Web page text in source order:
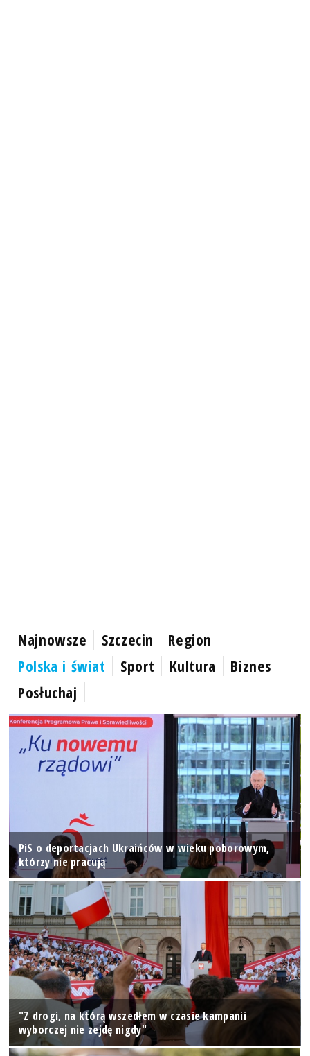
Najnowsze Szczecin
Region
Polska i świat
Sport Kultura
Biznes
Posłuchaj
PiS o deportacjach Ukraińców w wieku poborowym,
którzy nie pracują
"Z drogi, na którą wszedłem w czasie kampanii
wyborczej nie zejdę nigdy"